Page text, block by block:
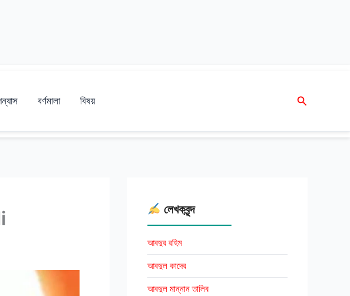
বর্ণমালা বিষয় Search
লেখকবৃন্দ
আবদুর রহিম
আবদুল কাদের
আবদুল মান্নান তালিব